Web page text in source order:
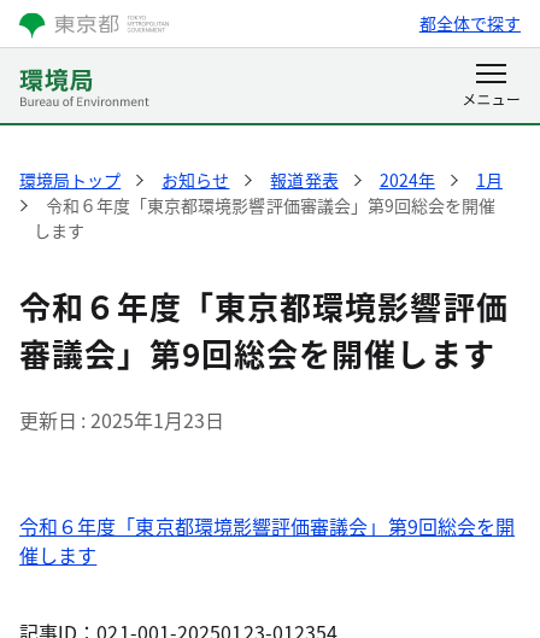
都全体で探す
環境局トップ お知らせ 報道発表 2024年
1月
令和６年度「東京都環境影響評価審議会」第9回総会を開催
します
令和６年度「東京都環境影響評価
審議会」第9回総会を開催します
更新日 2025年1月23日
令和６年度「東京都環境影響評価審議会」第9回総会を開
催します
記事ID：021-001-20250123-012354